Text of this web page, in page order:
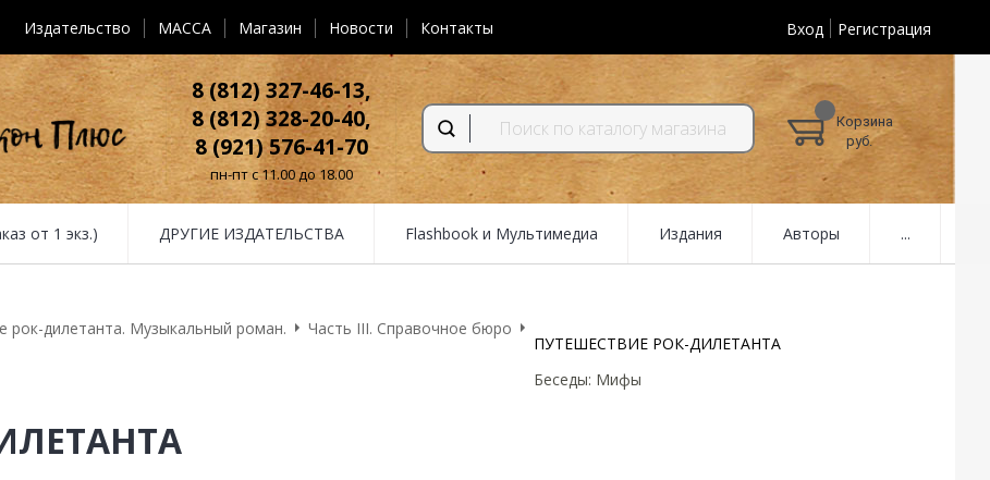
Издательство MACCA Магазин Новости Контакты Вход Регистрация
8 (812) 327-46-13,
8 (812) 328-20-40,
8 (921) 576-41-70
пн-пт с 11.00 до 18.00
Корзина
руб.
от 1 экз.) ДРУГИЕ ИЗДАТЕЛЬСТВА Flashbook и Мультимедиа Издания Авторы ...
рок-дилетанта. Музыкальный роман. Часть III. Справочное бюро
ПУТЕШЕСТВИЕ РОК-ДИЛЕТАНТА
Беседы: Мифы